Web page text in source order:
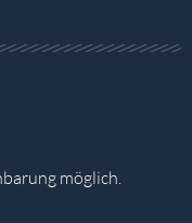
möglich.